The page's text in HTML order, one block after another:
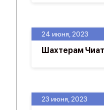
23 июня, 2023
24 июня, 2023
Шахтерам